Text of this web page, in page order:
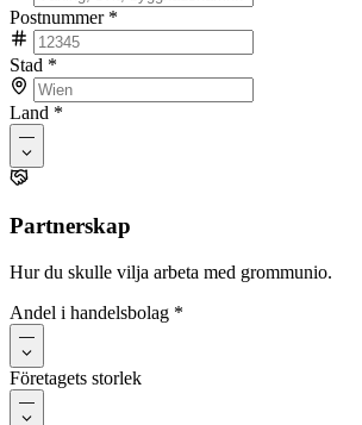
Postnummer*
Stad *
Land *
—
Partnerskap
Hur du skulle vilja arbeta med grommunio.
Andel i handelsbolag *
—
Företagets storlek
—